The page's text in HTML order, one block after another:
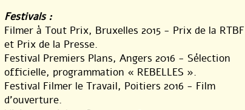
Festivals :
Filmer à Tout Prix, Bruxelles 2015 - Prix de la RTBF
et Prix de la Presse.
Festival Premiers Plans, Angers 2016 - Sélection
officielle, programmation « REBELLES ».
Festival Filmer le Travail, Poitiers 2016 - Film
d’ouverture.